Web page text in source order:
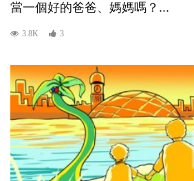
當一個好的爸爸、媽媽嗎？...
3.8K 3